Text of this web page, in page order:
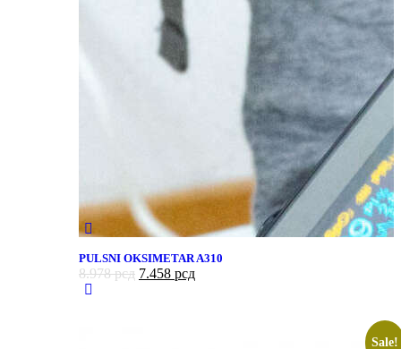
PULSNI OKSIMETAR A310
8.978рсд 7.458 рсд
Sale!